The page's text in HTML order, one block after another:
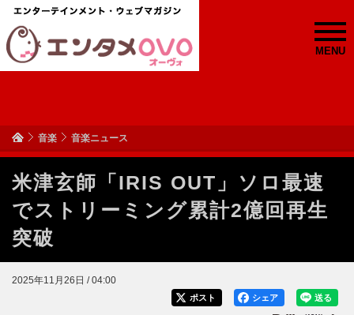
MENU
音楽 音楽ニュース
米津玄師「IRIS OUT」ソロ最速
でストリーミング累計2億回再生
突破
2025年11月26日 / 04:00
送る
シェア
ポスト